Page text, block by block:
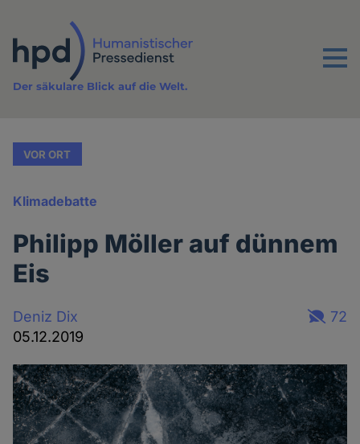
Inhalt
Menu
Der säkulare Blick auf die Welt.
VOR ORT
Klimadebatte
Philipp Möller auf dünnem
Eis
Deniz Dix
05.12.2019
72